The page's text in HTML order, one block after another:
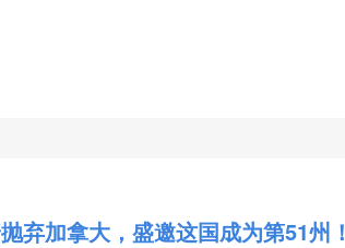
弃加拿大，盛邀这国成为第51州！